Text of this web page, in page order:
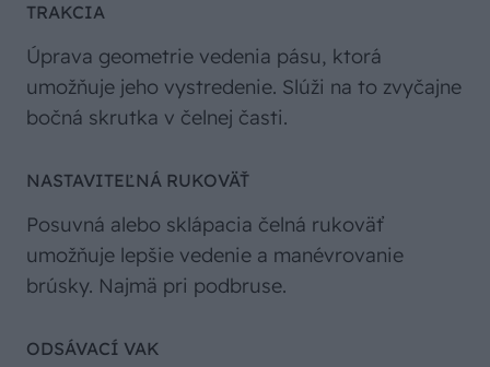
TRAKCIA
Úprava geometrie vedenia pásu, ktorá
umožňuje jeho vystredenie. Slúži na to zvyčajne
bočná skrutka v čelnej časti.
NASTAVITEĽNÁ RUKOVÄŤ
Posuvná alebo sklápacia čelná rukoväť
umožňuje lepšie vedenie a manévrovanie
brúsky. Najmä pri podbruse.
ODSÁVACÍ VAK